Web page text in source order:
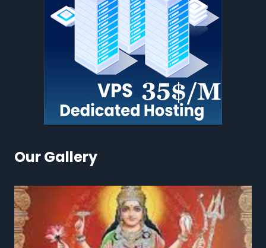
Our Gallery